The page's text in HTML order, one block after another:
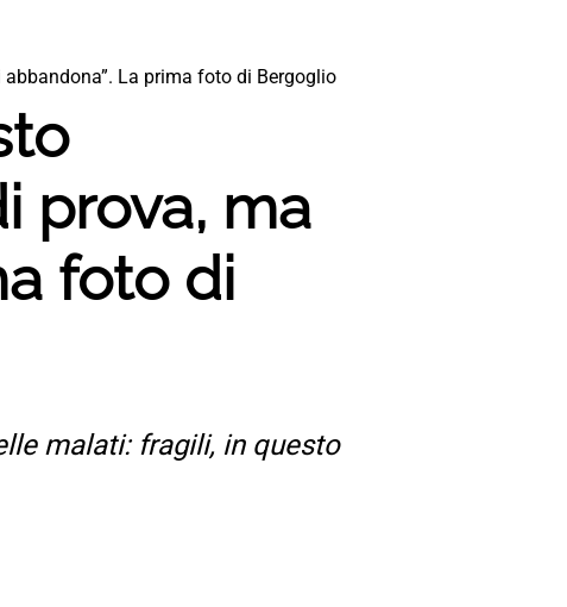
abbandona”. La prima foto di Bergoglio
prova, ma
foto di
malati: fragili, in questo